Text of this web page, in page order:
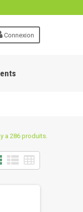
Connexion
a 286 produits.